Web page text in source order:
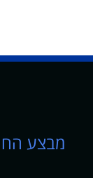
מבצע